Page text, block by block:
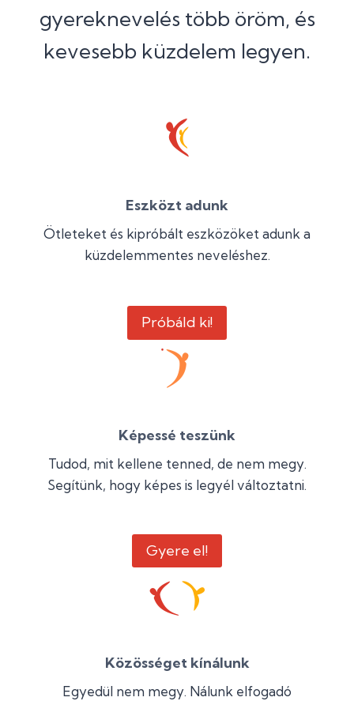
gyereknevelés több öröm, és
kevesebb küzdelem legyen.
Eszközt adunk
Ötleteket és kipróbált eszközöket adunk a
küzdelemmentes neveléshez.
Próbáld ki!
Képessé teszünk
Tudod, mit kellene tenned, de nem megy.
Segítünk, hogy képes is legyél változtatni.
Gyere el!
Közösséget kínálunk
Egyedül nem megy. Nálunk elfogadó